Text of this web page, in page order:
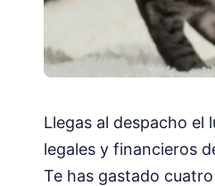
Llegas al despacho el
legales y financieros
Te has gastado